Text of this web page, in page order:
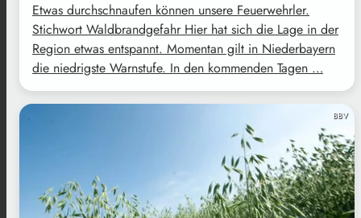
Etwas durchschnaufen können unsere Feuerwehrler.
Stichwort Waldbrandgefahr Hier hat sich die Lage in der
Region etwas entspannt. Momentan gilt in Niederbayern
die niedrigste Warnstufe. In den kommenden Tagen …
BBV